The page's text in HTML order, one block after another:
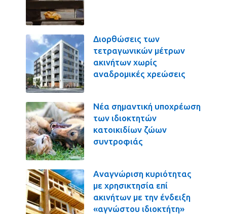
Διορθώσεις των
τετραγωνικών μέτρων
ακινήτων χωρίς
αναδρομικές χρεώσεις
Νέα σημαντική υποχρέωση
των ιδιοκτητών
κατοικιδίων ζώων
συντροφιάς
Αναγνώριση κυριότητας
με χρησικτησία επί
ακινήτων με την ένδειξη
«αγνώστου ιδιοκτήτη»